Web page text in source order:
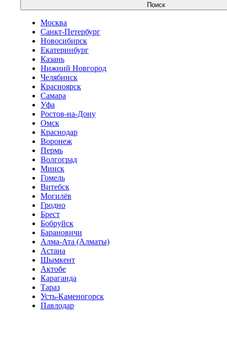
Поиск
Москва
Санкт-Петербург
Новосибирск
Екатеринбург
Казань
Нижний Новгород
Челябинск
Красноярск
Самара
Уфа
Ростов-на-Дону
Омск
Краснодар
Воронеж
Пермь
Волгоград
Минск
Гомель
Витебск
Могилёв
Гродно
Брест
Бобруйск
Барановичи
Алма-Ата (Алматы)
Астана
Шымкент
Актобе
Караганда
Тараз
Усть-Каменогорск
Павлодар